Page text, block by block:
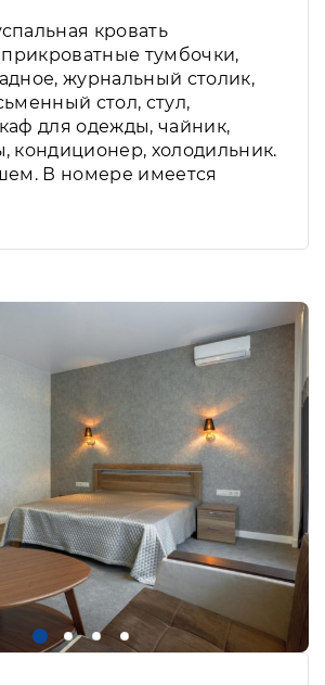
кровать
прикроватные тумбочки,
журнальный столик,
стол, стул,
для одежды, чайник,
кондиционер, холодильник.
В номере имеется